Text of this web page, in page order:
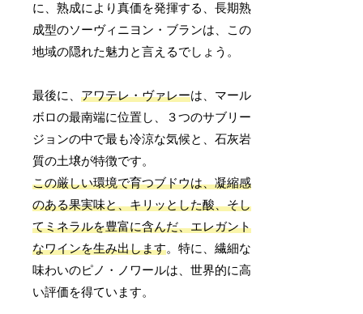
に、熟成により真価を発揮する、長期熟
成型のソーヴィニヨン・ブランは、この
地域の隠れた魅力と言えるでしょう。
最後に、アワテレ・ヴァレーは、マール
ボロの最南端に位置し、３つのサブリー
ジョンの中で最も冷涼な気候と、石灰岩
質の土壌が特徴です。
この厳しい環境で育つブドウは、凝縮感
のある果実味と、キリッとした酸、そし
てミネラルを豊富に含んだ、エレガント
なワインを生み出します。特に、繊細な
味わいのピノ・ノワールは、世界的に高
い評価を得ています。